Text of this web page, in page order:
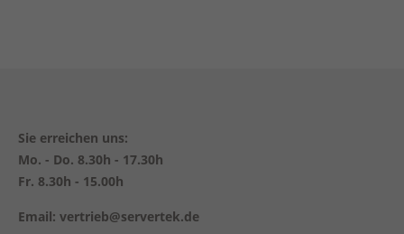
Sie erreichen uns:
Mo. - Do. 8.30h - 17.30h
Fr. 8.30h - 15.00h
Email: vertrieb@servertek.de